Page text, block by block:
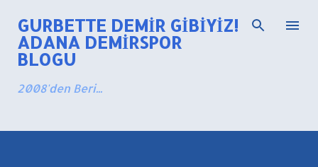
Ana içeriğe atla
GURBETTE DEMIR GIBIYIZ!
ADANA DEMIRSPOR
BLOGU
2008'den Beri...